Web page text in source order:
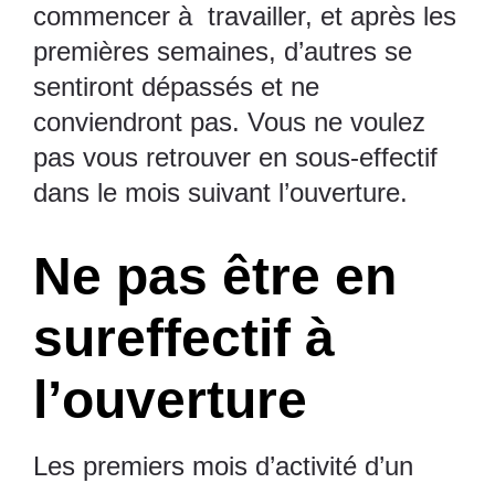
commencer à travailler, et après les
premières semaines, d’autres se
sentiront dépassés et ne
conviendront pas. Vous ne voulez
pas vous retrouver en sous-effectif
dans le mois suivant l’ouverture.
Ne pas être en
sureffectif à
l’ouverture
Les premiers mois d’activité d’un